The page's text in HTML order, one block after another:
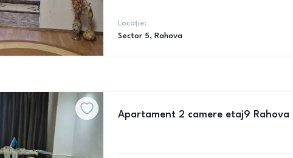
Locație:
Sector 5, Rahova
Apartament 2 camere etaj9 Rahova